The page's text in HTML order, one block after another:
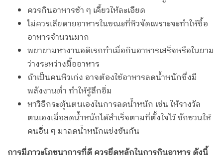
ควรกินอาหารช้า ๆ เคี้ยวให้ละเอียด
ไม่ควรเสียดายอาหารในขณะที่หิวจัดเพราะจะทำให้ซื้อ
อาหารจำนวนมาก
พยายามหางานอดิเรกทำเมื่อกินอาหารเสร็จหรือในยาม
ว่างระหว่างมื้ออาหาร
ถ้าเป็นคนหิวเก่ง อาจต้องใช้อาหารลดน้ำหนักซึ่งมี
พลังงานต่ำ ทำให้รู้สึกอิ่ม
หาวิธีกระตุ้นตนเองในการลดน้ำหนัก เช่น ให้รางวัล
ตนเองเมื่อลดน้ำหนักได้สำเร็จตามที่ตั้งใจไว้ ชักชวนให้
คนอื่น ๆ มาลดน้ำหนักแข่งขันกัน
การมีภาวะโภชนาการที่ดี ควรยึดหลักในการกินอาหาร ดังนี้